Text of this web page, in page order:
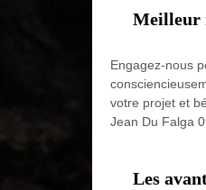
Meilleur
Engagez-nous
votre projet et
Jean Du Falga
Les